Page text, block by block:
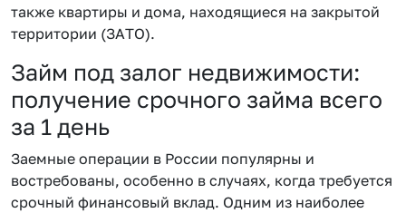
также квартиры и дома, находящиеся на закрытой
территории (ЗАТО).
Займ под залог недвижимости:
получение срочного займа всего
за 1 день
Заемные операции в России популярны и
востребованы, особенно в случаях, когда требуется
срочный финансовый вклад. Одним из наиболее